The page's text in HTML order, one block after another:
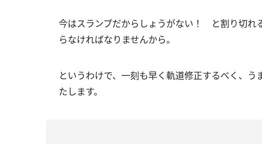
今はスランプだからしょうがない！ と割り切れ
らなければなりませんから。
というわけで、一刻も早く軌道修正するべく、
たします。